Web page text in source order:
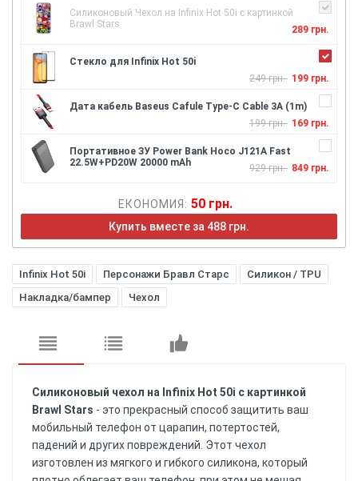
Силиконовый Чехол на Infinix Hot 50i с картинкой
Brawl Stars
289 грн.
Стекло для Infinix Hot 50i
249 грн. 199 грн.
Дата кабель Baseus Cafule Type-C Cable 3A (1m)
199 грн. 169 грн.
Портативное ЗУ Power Bank Hoco J121A Fast
22.5W+PD20W 20000 mAh
929 грн. 849 грн.
ЕКОНОМИЯ: 50 грн.
Купить вместе за 488 грн.
Infinix Hot 50i Персонажи Бравл Старс
Силикон / TPU
Накладка/бампер
Чехол
Силиконовый чехол на Infinix Hot 50i с картинкой
Brawl Stars - это прекрасный способ защитить ваш
мобильный телефон от царапин, потертостей,
падений и других повреждений. Этот чехол
изготовлен из мягкого и гибкого силикона, который